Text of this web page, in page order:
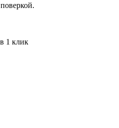
1 клик